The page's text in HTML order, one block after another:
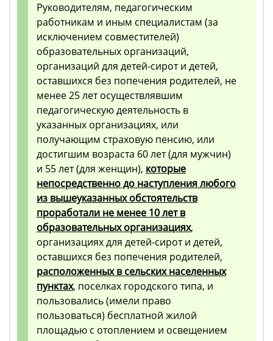
Руководителям, педагогическим
работникам и иным специалистам (за
исключением совместителей)
образовательных организаций,
организаций для детей-сирот и детей,
оставшихся без попечения родителей, не
менее 25 лет осуществлявшим
педагогическую деятельность в
указанных организациях, или
получающим страховую пенсию, или
достигшим возраста 60 лет (для мужчин)
и 55 лет (для женщин), которые
непосредственно до наступления любого
из вышеуказанных обстоятельств
проработали не менее 10 лет в
образовательных организациях,
организациях для детей-сирот и детей,
оставшихся без попечения родителей,
расположенных в сельских населенных
пунктах, поселках городского типа, и
пользовались (имели право
пользоваться) бесплатной жилой
площадью с отоплением и освещением